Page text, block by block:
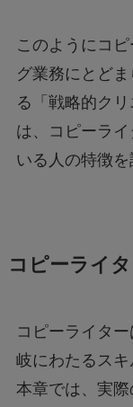
このようにコ
グ業務にとど
る「戦略的ク
は、コピーラ
いる人の特徴を
コピーライ
コピーライタ
岐にわたるスキ
本章では、実